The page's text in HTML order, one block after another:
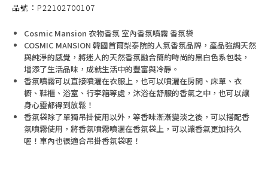
體
保
香
水、
香
洗手乳、洗手慕斯
潤膚乳液
手足保養
私密保養
體香膏、止汗劑
香水、香氛
品號：P22102700107
Cosmic Mansion 衣物香氛 室內香氛噴霧 香氛袋
COSMIC MANSION 韓國首爾梨泰院的人氣香氛品牌，產品強調天然
與純淨的感覺，將迷人的天然香氛融合簡約時尚的黑白色系包裝，
增添了生活品味，成就生活中的豐富與冷靜。
香氛噴霧可以直接噴灑在衣服上，也可以噴灑在房間、床單、衣
櫥、鞋櫃、浴室、行李箱等處，沐浴在舒服的香氣之中，也可以讓
身心靈都得到放鬆！
香氛袋除了單獨吊掛使用以外，等香味漸漸變淡之後，可以搭配香
氛噴霧使用，將香氛噴霧噴灑在香氛袋上，可以讓香氣更加持久
喔！車內也很適合吊掛香氛袋喔！